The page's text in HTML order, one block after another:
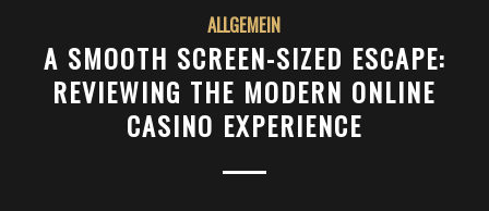
ALLGEMEIN
A SMOOTH SCREEN-SIZED ESCAPE:
REVIEWING THE MODERN ONLINE
CASINO EXPERIENCE